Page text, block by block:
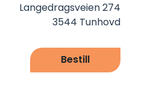
Langedragsveien 274
3544 Tunhovd
Bestill